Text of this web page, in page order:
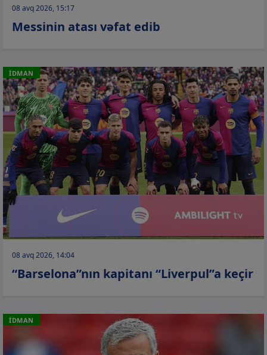
08 avq 2026, 15:17
Messinin atası vəfat edib
İDMAN
08 avq 2026, 14:04
“Barselona”nın kapitanı “Liverpul”a keçir
İDMAN